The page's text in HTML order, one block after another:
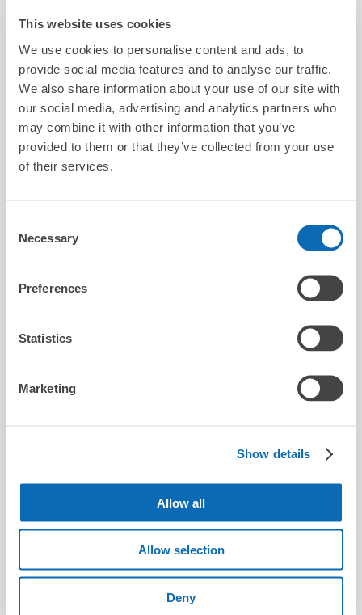
This website uses cookies
We use cookies to personalise content and ads, to
provide social media features and to analyse our traffic.
We also share information about your use of our site with
our social media, advertising and analytics partners who
may combine it with other information that you’ve
provided to them or that they’ve collected from your use
of their services.
Selection
Necessary
Preferences
Statistics
Marketing
Show details
Allow all
Allow selection
Deny
行李箱尺寸:2 手提包尺寸:2
預約此店舖
miyazakiya
預約此店舖